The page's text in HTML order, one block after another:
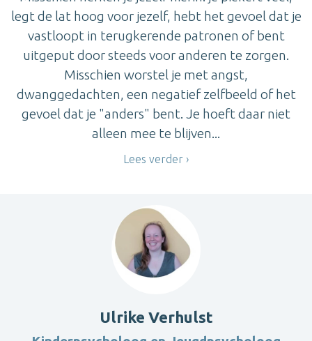
legt de lat hoog voor jezelf, hebt het gevoel dat je
vastloopt in terugkerende patronen of bent
uitgeput door steeds voor anderen te zorgen.
Misschien worstel je met angst,
dwanggedachten, een negatief zelfbeeld of het
gevoel dat je "anders" bent. Je hoeft daar niet
alleen mee te blijven...
Lees verder
Ulrike Verhulst